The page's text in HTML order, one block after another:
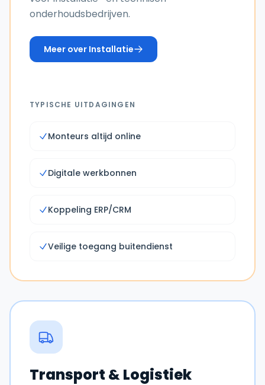
onderhoudsbedrijven.
Meer over Installatie
TYPISCHE UITDAGINGEN
Monteurs altijd online
Digitale werkbonnen
Koppeling ERP/CRM
Veilige toegang buitendienst
Transport & Logistiek